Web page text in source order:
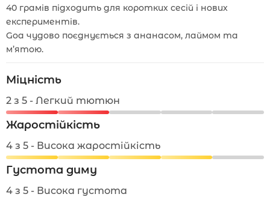
40 грамів підходить для коротких сесій і нових
експериментів.
Goa чудово поєднується з ананасом, лаймом та
м’ятою.
Міцність
2 з 5 - Легкий тютюн
Жаростійкість
4 з 5 - Висока жаростійкість
Густота диму
4 з 5 - Висока густота